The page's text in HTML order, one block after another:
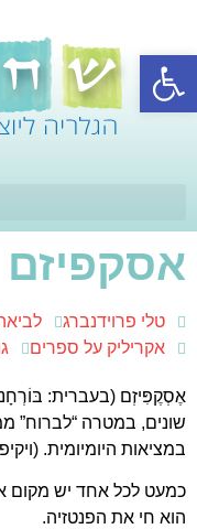
פתח סרגל נגישות
אסקפיזם
טלי פרוידנברג
אקריליק על ספרים
אֶסְקֶפִּיזְם (בעברית:
שונים, במטרה “לברוח”
במציאות היומיומית.
כמעט לכל אחד יש מקום
הוא חי את הפנטזיה.